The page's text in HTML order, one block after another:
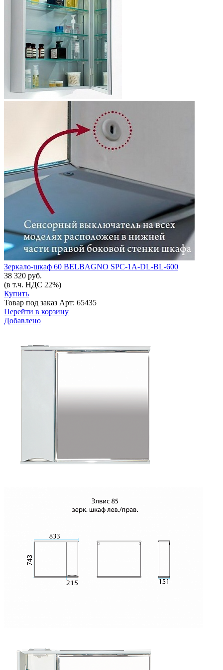
Зеркало-шкаф 60 BELBAGNO SPC-1A-DL-BL-600
38 320 руб.
(в т.ч. НДС 22%)
Купить
Товар под заказ Арт: 65435
Перейти в корзину
Добавлено